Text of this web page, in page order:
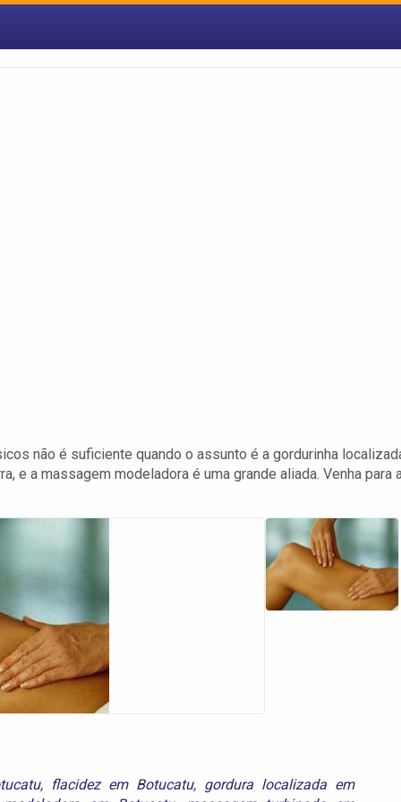
não é suficiente quando o assunto é a gordurinha
e a massagem modeladora é uma grande aliada. Venha para
, flacidez em Botucatu, gordura localizada em